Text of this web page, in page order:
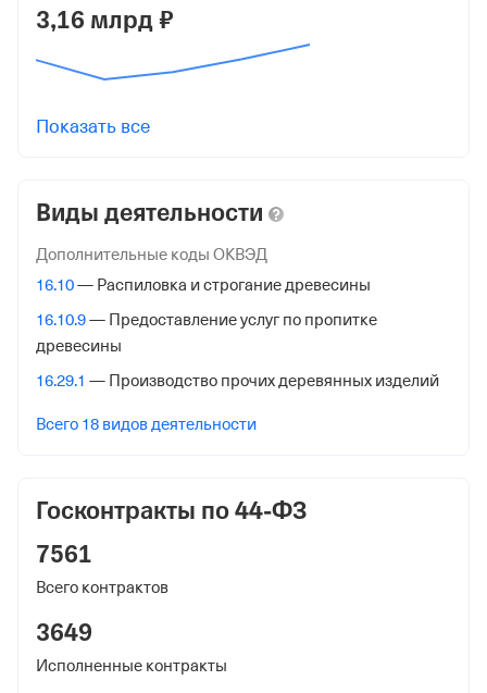
29 мая 2023
Налоговая
Адрес налоговой
241050,Брянская Обл,Г.Брянск, ул. Крахмалева,53
Внебюджетные фонды
Регистрационный номер в ПФР
042003030329
Дата регистрации
Отделение Фонда Пенсионного и Социального
Страхования Российской Федерации по Брянской
3,16 млрд ₽
Показать все
Виды деятельности
Дополнительные коды ОКВЭД
16.10— Распиловка и строгание древесины
16.10.9— Предоставление услуг по пропитке
древесины
16.29.1 — Производство прочих деревянных изделий
Всего 18 видов деятельности
Госконтракты по 44-ФЗ
7561
Всего контрактов
3649
Исполненные контракты